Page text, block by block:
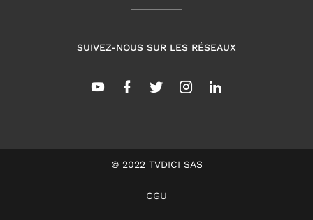
SUIVEZ-NOUS SUR LES RÉSEAUX
© 2022 TVDICI SAS
CGU